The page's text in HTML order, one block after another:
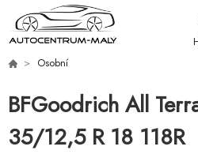
Osobní
BFGoodrich All
35/12,5 R 18 118R